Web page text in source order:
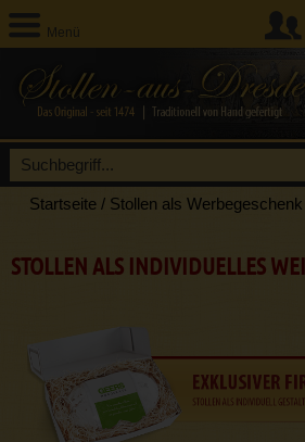
Menü
Startseite / Stollen als